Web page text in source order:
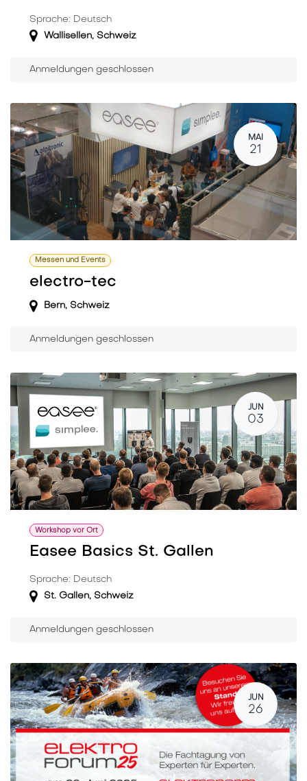
Sprache: Deutsch
Wallisellen, Schweiz
Anmeldungen geschlossen
MAI
21
Messen und Events
electro-tec
Bern, Schweiz
Anmeldungen geschlossen
JUN
03
Workshop vor Ort
Easee Basics St. Gallen
Sprache: Deutsch
St. Gallen, Schweiz
Anmeldungen geschlossen
JUN
26